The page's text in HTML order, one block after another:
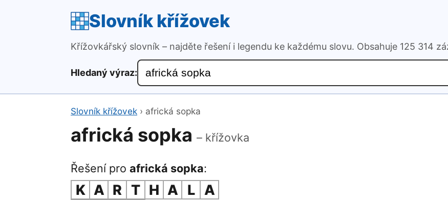
Slovník křížovek
Křížovkářský slovník – najděte řešení i legendu ke každému slovu. Obsahuje 125 314
Hledaný výraz:
Slovník křížovek › africká sopka
africká sopka – křížovka
Řešení pro africká sopka:
K A R T H A L A